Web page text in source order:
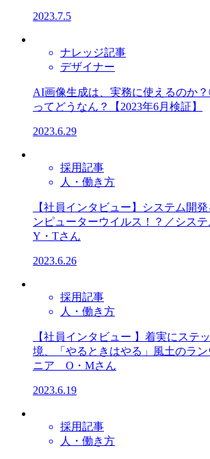
2023.7.5
ナレッジ記事
デザイナー
AI画像生成は、実務に使えるのか
ってどうなん？【2023年6月検証】​
2023.6.29
採用記事
人・働き方
【社員インタビュー】システム開
ンピューターウイルス！？／シス
Y・Tさん​
2023.6.26
採用記事
人・働き方
【社員インタビュー 】着実にステ
境、「やるときはやる」風土のラ
ニア O・Mさん​
2023.6.19
採用記事
人・働き方